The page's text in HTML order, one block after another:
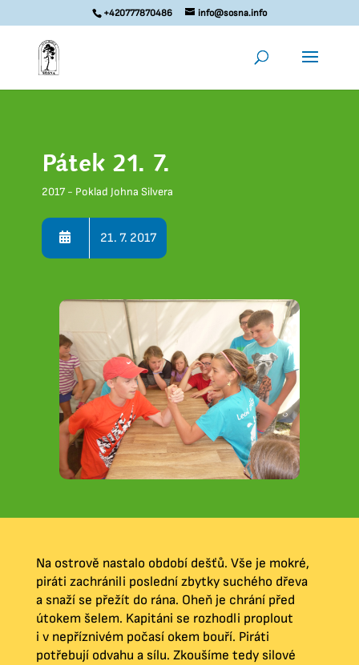
+420777870486 info@sosna.info
Pátek 21. 7.
2017 - Poklad Johna Silvera
21. 7. 2017
Na ostrově nastalo období dešťů. Vše je mokré,
piráti zachránili poslední zbytky suchého dřeva
a snaží se přežít do rána. Oheň je chrání před
útokem šelem. Kapitáni se rozhodli proplout
i v nepříznivém počasí okem bouří. Piráti
potřebují odvahu a sílu. Zkoušíme tedy silové